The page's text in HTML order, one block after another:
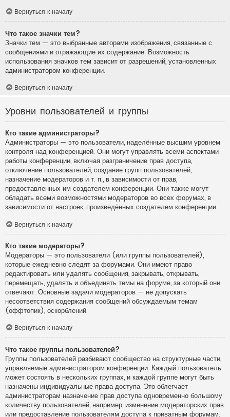
Вернуться к началу
Что такое значки тем?
Значки тем — это выбранные авторами изображения, связанные с
сообщениями и отражающие их содержание. Возможность
использования значков тем зависит от разрешений, установленных
администратором конференции.
Вернуться к началу
Уровни пользователей и группы
Кто такие администраторы?
Администраторы — это пользователи, наделённые высшим уровнем
контроля над конференцией. Они могут управлять всеми аспектами
работы конференции, включая разграничение прав доступа,
отключение пользователей, создание групп пользователей,
назначение модераторов и т. п., в зависимости от прав,
предоставленных им создателем конференции. Они также могут
обладать всеми возможностями модераторов во всех форумах, в
зависимости от настроек, произведённых создателем конференции.
Вернуться к началу
Кто такие модераторы?
Модераторы — это пользователи (или группы пользователей),
которые ежедневно следят за форумами. Они имеют право
редактировать или удалять сообщения, закрывать, открывать,
перемещать, удалять и объединять темы на форуме, за который они
отвечают. Основные задачи модераторов — не допускать
несоответствия содержания сообщений обсуждаемым темам
(оффтопик), оскорблений.
Вернуться к началу
Что такое группы пользователей?
Группы пользователей разбивают сообщество на структурные части,
управляемые администратором конференции. Каждый пользователь
может состоять в нескольких группах, и каждой группе могут быть
назначены индивидуальные права доступа. Это облегчает
администраторам назначение прав доступа одновременно большому
количеству пользователей, например, изменение модераторских прав
или предоставление пользователям доступа к приватным форумам.